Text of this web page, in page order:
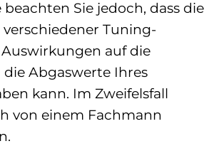
Sie jedoch, dass die
Tuning-
auf die
Abgaswerte Ihres
kann. Im Zweifelsfall
von einem Fachmann